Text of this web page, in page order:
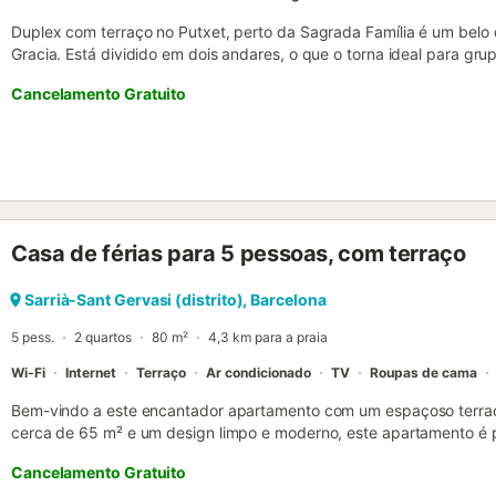
Duplex com terraço no Putxet, perto da Sagrada Família é um
Gracia. Está dividido em dois andares, o que o torna ideal para
apartamento para alugar em Barcelona também tem 2 casas de
Apartamento perto do Parque Güell em Barcelona, você
a sala de estar, todas muito bem iluminadas e espaçosas. A área
e desfrutar de uma refeição com a sua família ou amigos. A
o que pode precisar, incluindo máquina de lavar louça, micro-
aquecimento, Wi-Fi gratuito e estacionamento opcional a pedido.
individuais em cada um. As casas de banho incluem toalhas
da nossa cidade graças à sua ex...
Cancelamento Gratuito
Casa de férias para 5 pessoas, com terraço
Sarrià-Sant Gervasi (distrito), Barcelona
5 pess. 2 quartos 80 m² 4,3 km para a praia
Wi-Fi Internet Terraço Ar condicionado TV Roupas de cama
Bem-vindo a este encantador apartamento com um espaçoso
cerca de 65 m² e um design limpo e moderno, este apartamento
de vidro deslizante e janelas que se abrem para o terraço,
Cancelamento Gratuito